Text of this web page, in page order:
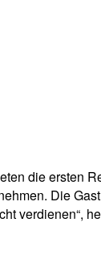
die ersten
Die